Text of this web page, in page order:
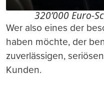
320’000 Euro-
Wer also eines der
haben möchte, der
zuverlässigen,
Kunden.